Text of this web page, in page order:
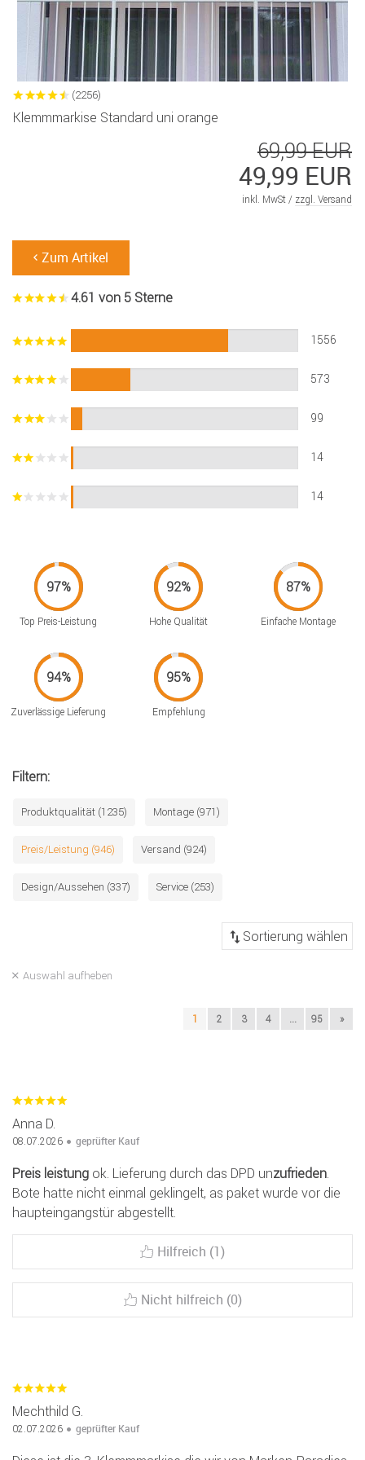
(2256)
Klemmmarkise Standard uni orange
69,99 EUR
49,99 EUR
inkl. MwSt / zzgl. Versand
Zum Artikel
4.61 von 5 Sterne
1556
573
99
14
14
Top Preis-Leistung Hohe Qualität Einfache Montage
Zuverlässige Lieferung Empfehlung
Filtern:
Produktqualität (1235) Montage (971)
Preis/Leistung (946) Versand (924)
Design/Aussehen (337) Service (253)
Auswahl aufheben
1 2 3 4 ... 95 »
Anna D.
08.07.2026 geprüfter Kauf
Preis leistung ok. Lieferung durch das DPD unzufrieden.
Bote hatte nicht einmal geklingelt, as paket wurde vor die
haupteingangstür abgestellt.
Hilfreich (1)
Nicht hilfreich (0)
Mechthild G.
02.07.2026 geprüfter Kauf